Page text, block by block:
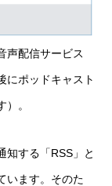
声配信サービス
にポッドキャスト
。
知する「RSS」と
います。そのた